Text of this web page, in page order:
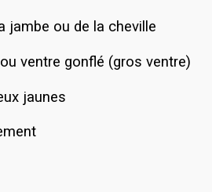
jambe ou de la cheville
ventre gonflé (gros ventre)
jaunes